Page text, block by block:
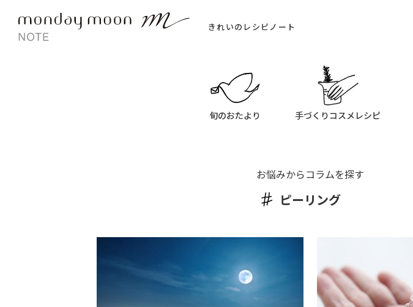
きれいのレシピノート
旬のおたより 手づくりコスメレシピ
お悩みからコラムを探す
ピーリング